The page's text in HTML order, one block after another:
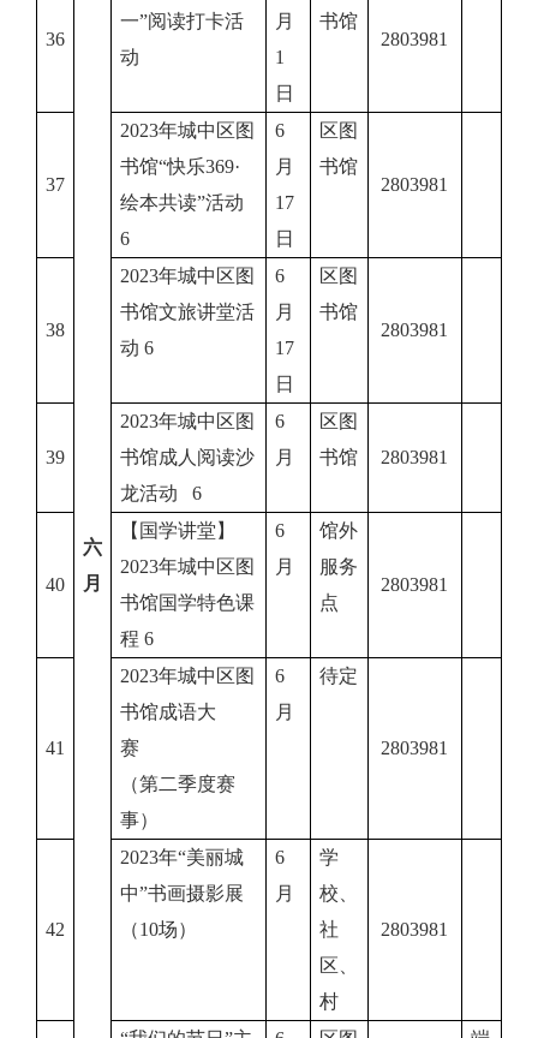
36
六
月
一”阅读打卡活
动
月
1
日
书馆
2803981
37
2023年城中区图
书馆“快乐369·
绘本共读”活动
6
6
月
17
日
区图
书馆
2803981
38
2023年城中区图
书馆文旅讲堂活
动 6
6
月
17
日
区图
书馆
2803981
39
2023年城中区图
书馆成人阅读沙
龙活动 6
6
月
区图
书馆
2803981
40
【国学讲堂】
2023年城中区图
书馆国学特色课
程 6
6
月
馆外
服务
点
2803981
41
2023年城中区图
书馆成语大
赛
（第二季度赛
事）
6
月
待定
2803981
42
2023年“美丽城
中”书画摄影展
（10场）
6
月
学
校、
社
区、
村
2803981